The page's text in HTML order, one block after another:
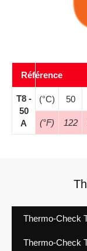
Référence
T8 -
50
A
(°C) 50
(°F) 122
Thermo-Check
Thermo-Check